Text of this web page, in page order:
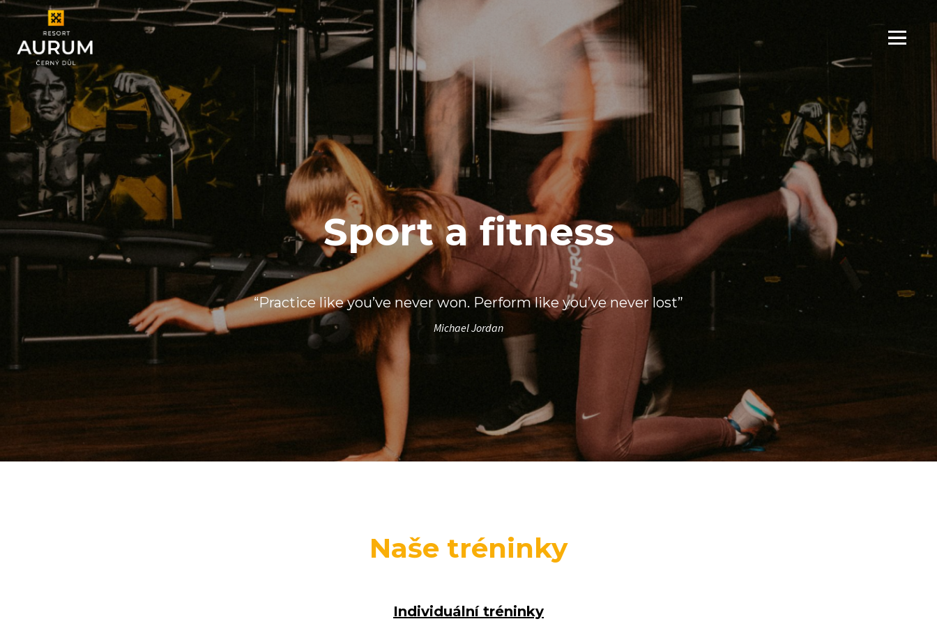
Menu
Sport a fitness
“Practice like you’ve never won. Perform like you’ve never lost”
Michael Jordan
Naše tréninky
Individuální tréninky